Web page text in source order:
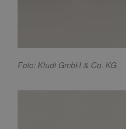
Foto: Kludi GmbH & Co. KG